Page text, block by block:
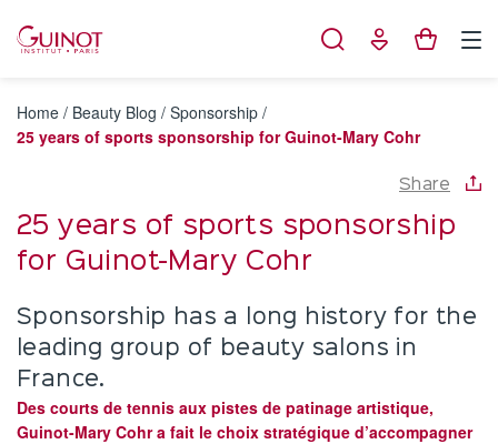
Home / Beauty Blog / Sponsorship /
25 years of sports sponsorship for Guinot-Mary Cohr
Share
25 years of sports sponsorship
for Guinot-Mary Cohr
Sponsorship has a long history for the
leading group of beauty salons in
France.
Des courts de tennis aux pistes de patinage artistique,
Guinot-Mary Cohr a fait le choix stratégique d’accompagner